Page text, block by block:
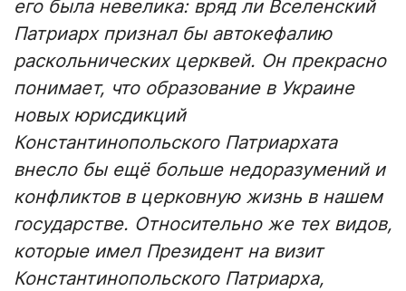
его была невелика: вряд ли Вселенский
Патриарх признал бы автокефалию
раскольнических церквей. Он прекрасно
понимает, что образование в Украине
новых юрисдикций
Константинопольского Патриархата
внесло бы ещё больше недоразумений и
конфликтов в церковную жизнь в нашем
государстве. Относительно же тех видов,
которые имел Президент на визит
Константинопольского Патриарха,